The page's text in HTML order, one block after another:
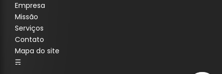
Empresa
Missão
Serviços
Contato
Mapa do site
☴